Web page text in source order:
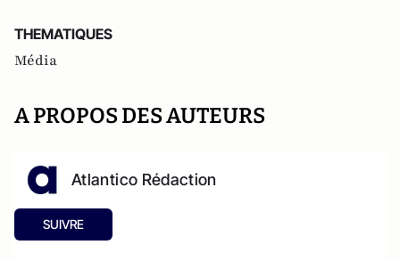
THEMATIQUES
Média
A PROPOS DES AUTEURS
Atlantico Rédaction
SUIVRE